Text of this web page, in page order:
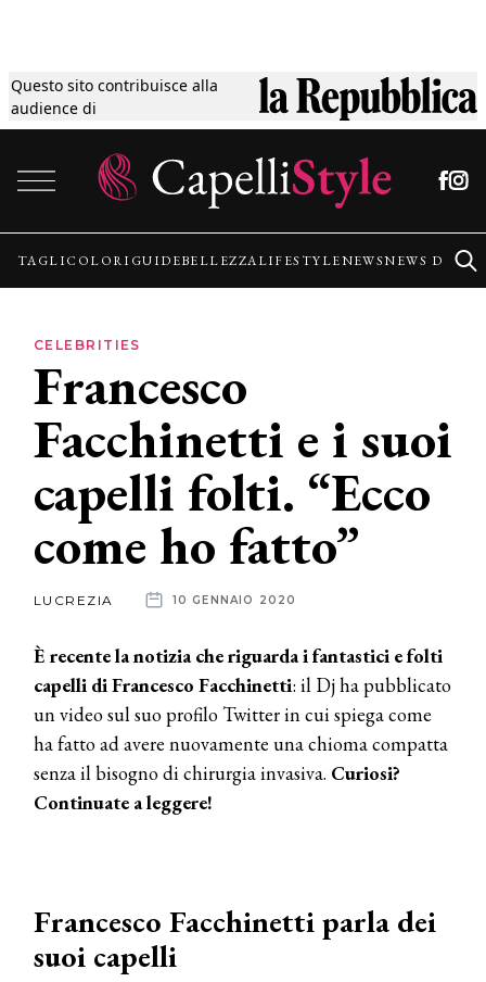
Questo sito contribuisce alla
audience di
Tagli
Colori
Guide
Lifestyle
News
News
TAGLICOLORI GUIDEBELLEZZALIFESTYLENEWSNEWS
CELEBRITIES
Francesco
Facchinetti e i suoi
capelli folti. “Ecco
come ho fatto”
LUCREZIA 10 GENNAIO 2020
È recente la notizia che riguarda i fantastici e folti
capelli di Francesco Facchinetti: il Dj ha pubblicato
un video sul suo profilo Twitter in cui spiega come
ha fatto ad avere nuovamente una chioma compatta
senza il bisogno di chirurgia invasiva. Curiosi?
Continuate a leggere!
Francesco Facchinetti parla dei
suoi capelli